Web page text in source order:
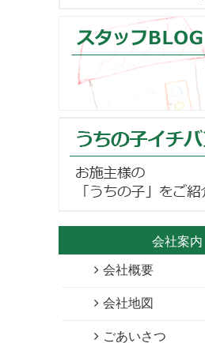
会社案内
会社概要
会社地図
ごあいさつ